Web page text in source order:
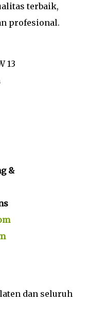
terbaik,
profesional.
13
&
dan seluruh